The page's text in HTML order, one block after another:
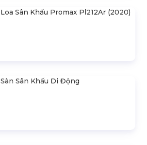
Loa Sân Khấu Promax Pl212Ar (2020)
Sàn Sân Khấu Di Động